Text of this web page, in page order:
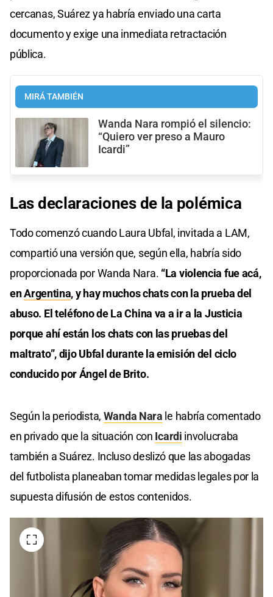
cercanas, Suárez ya habría enviado una carta
documento y exige una inmediata retractación
pública.
MIRÁ TAMBIÉN
Wanda Nara rompió el silencio:
“Quiero ver preso a Mauro
Icardi”
Las declaraciones de la polémica
Todo comenzó cuando Laura Ubfal, invitada a LAM,
compartió una versión que, según ella, habría sido
proporcionada por Wanda Nara. “La violencia fue acá,
enArgentina, y hay muchos chats con la prueba del
abuso. El teléfono de La China va a ir a la Justicia
porque ahí están los chats con las pruebas del
maltrato”, dijo Ubfal durante la emisión del ciclo
conducido por Ángel de Brito.
Según la periodista, Wanda Nara le habría comentado
en privado que la situación con Icardi involucraba
también a Suárez. Incluso deslizó que las abogadas
del futbolista planeaban tomar medidas legales por la
supuesta difusión de estos contenidos.